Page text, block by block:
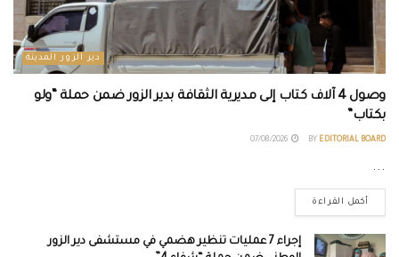
دير الزور المدينة
وصول 4 آلاف كتاب إلى مديرية الثقافة بدير الزور ضمن حملة “ولو
بكتاب”
BY EDITORIAL BOARD
...
أكمل القراءة
إجراء 7 عمليات تنظير هضمي في مستشفى دير الزور